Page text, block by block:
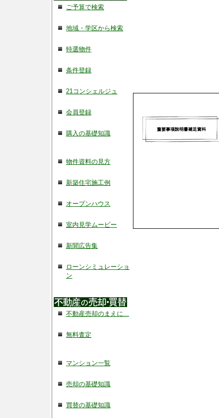
ご予算で検索
地域・学区から検索
特選物件
条件登録
21コンシェルジュ
会員登録
購入の基礎知識
物件資料の見方
新築住宅施工例
オープンハウス
室内見学ムービー
新聞広告集
ローンシミュレーショ
ン
不動産売却のまえに...
無料査定
マンション一覧
売却の基礎知識
買替の基礎知識